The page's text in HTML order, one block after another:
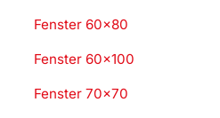
Fenster 60×80
Fenster 60×100
Fenster 70×70